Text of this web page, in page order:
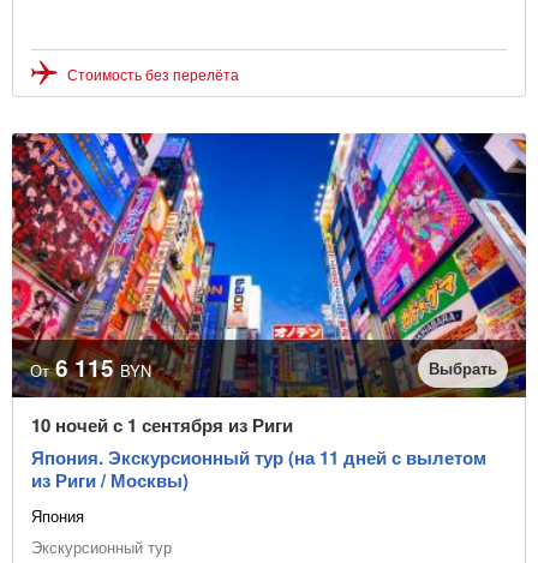
Стоимость без перелёта
От 6 115 BYN Выбрать
10 ночей с 1 сентября из Риги
Япония. Экскурсионный тур (на 11 дней с вылетом
из Риги / Москвы)
Япония
Экскурсионный тур